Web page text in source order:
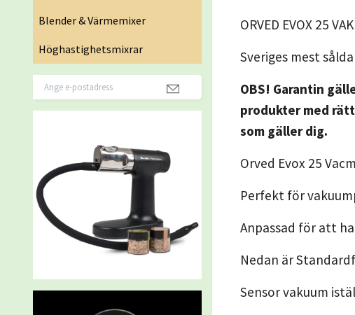
Blender & Värmemixer
Höghastighetsmixrar
ORVED EVOX 25
Sveriges mest
OBS! Garantin
produkter med
som gäller dig.
Orved Evox 25
Perfekt för
Anpassad för att
Nedan är
Sensor vakuum